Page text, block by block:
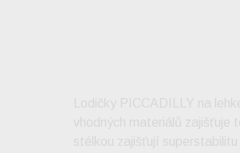
Lodičky PICCADILLY na
vhodných materiálů
stélkou zajišťují